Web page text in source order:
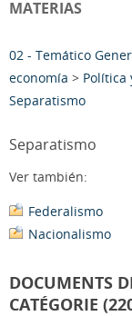
MATERIAS
02 - Temático
economía > Política
Separatismo
Separatismo
Ver también:
Federalismo
Nacionalismo
DOCUMENTS
CATÉGORIE